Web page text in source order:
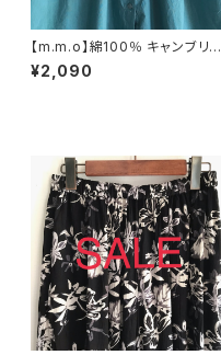
【m.m.o】綿100％ キャンブリッ
ク刺繍切替ブラウス グリーン フ
リーサイズ CLF8349【エムエ
¥2,090